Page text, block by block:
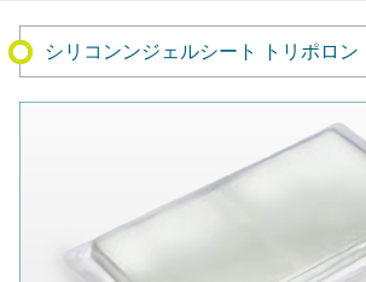
シリコンンジェルシート トリポロン